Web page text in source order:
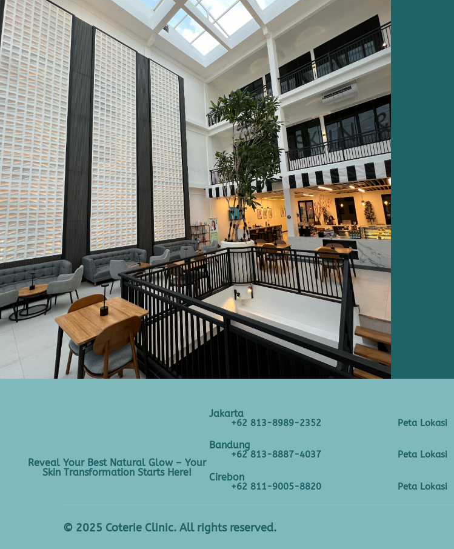
Reveal Your Best Natural Glow – Your
Skin Transformation Starts Here!
Jakarta
+62 813-8989-2352 Peta Lokasi
Bandung
+62 813-8887-4037 Peta Lokasi
Cirebon
+62 811-9005-8820 Peta Lokasi
© 2025 Coterie Clinic. All rights reserved.